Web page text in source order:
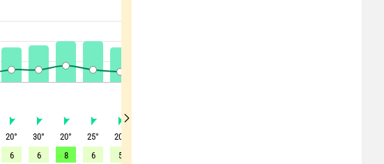
20° 30° 20° 25° 20
6 6 8 6 5